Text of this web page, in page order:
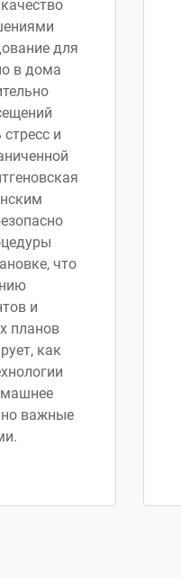
для
в дома
и
что
и
планов
как
важные